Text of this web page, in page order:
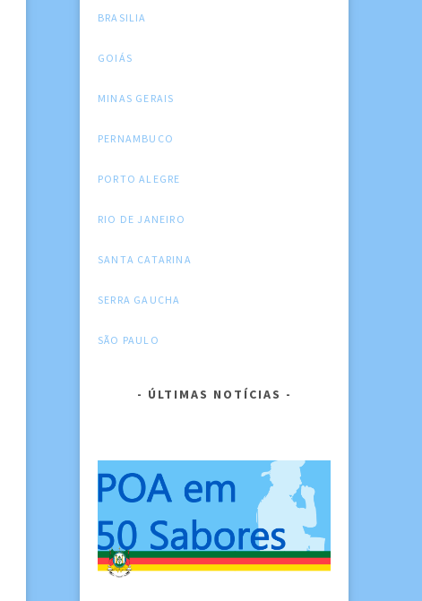
BRASILIA
GOIÁS
MINAS GERAIS
PERNAMBUCO
PORTO ALEGRE
RIO DE JANEIRO
SANTA CATARINA
SERRA GAUCHA
SÃO PAULO
ÚLTIMAS NOTÍCIAS